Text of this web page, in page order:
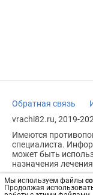
Мы используем файлы
Продолжая
Обратная связь
vrachi82.ru, 2019-
Имеются
специалиста.
может быть
назначения
Возрастное